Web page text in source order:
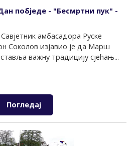
побједе - "Бесмртни пук" -
амбасадора Руске
Соколов изјавио је да Марш
важну традицију сјећањ...
Погледај